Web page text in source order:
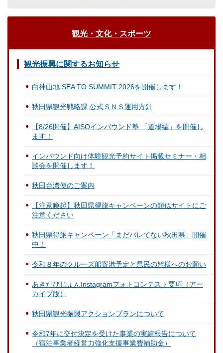
観光・文化・スポーツ
観光振興に関するお知らせ
白神山地 SEA TO SUMMIT 2026を開催します！
秋田県観光戦略課 公式ＳＮＳ運用方針
【8/26開催】AISOインバウンド塾 「道場編」を開催し
ます！
インバウンド向け体験観光予約サイト掲載セミナー・相
談会を開催します！
秋田台湾便のご案内
【注意喚起】秋田県得旅キャンペーンの類似サイトにご
注意ください
秋田県得旅キャンペーン「まだバレてない秋田県」開催
中！
令和８年のクルーズ船寄港予定と県民の皆様へのお願い
あきたびじょんInstagramフォトコンテスト要項（アー
カイブ版）
秋田県観光振興アクションプランについて
令和7年に交付決定を受けた事業の実績報告について
（宿泊事業者経営力強化支援事業費補助金）